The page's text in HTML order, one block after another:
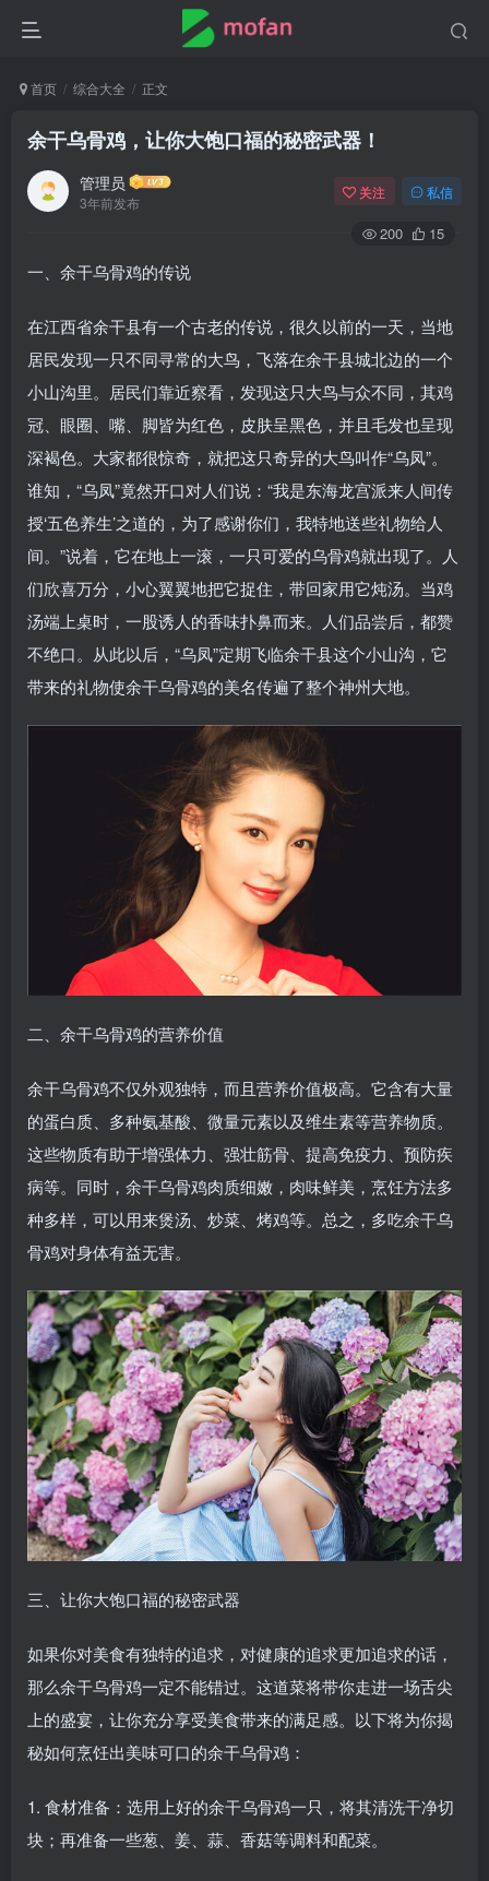
首页 综合大全 正文
余干乌骨鸡，让你大饱口福的秘密武器！
管理员
3年前发布
关注 私信
200 15
一、余干乌骨鸡的传说
在江西省余干县有一个古老的传说，很久以前的一天，当地
居民发现一只不同寻常的大鸟，飞落在余干县城北边的一个
小山沟里。居民们靠近察看，发现这只大鸟与众不同，其鸡
冠、眼圈、嘴、脚皆为红色，皮肤呈黑色，并且毛发也呈现
深褐色。大家都很惊奇，就把这只奇异的大鸟叫作“乌凤”。
谁知，“乌凤”竟然开口对人们说：“我是东海龙宫派来人间传
授‘五色养生’之道的，为了感谢你们，我特地送些礼物给人
间。”说着，它在地上一滚，一只可爱的乌骨鸡就出现了。人
们欣喜万分，小心翼翼地把它捉住，带回家用它炖汤。当鸡
汤端上桌时，一股诱人的香味扑鼻而来。人们品尝后，都赞
不绝口。从此以后，“乌凤”定期飞临余干县这个小山沟，它
带来的礼物使余干乌骨鸡的美名传遍了整个神州大地。
二、余干乌骨鸡的营养价值
余干乌骨鸡不仅外观独特，而且营养价值极高。它含有大量
的蛋白质、多种氨基酸、微量元素以及维生素等营养物质。
这些物质有助于增强体力、强壮筋骨、提高免疫力、预防疾
病等。同时，余干乌骨鸡肉质细嫩，肉味鲜美，烹饪方法多
种多样，可以用来煲汤、炒菜、烤鸡等。总之，多吃余干乌
骨鸡对身体有益无害。
三、让你大饱口福的秘密武器
如果你对美食有独特的追求，对健康的追求更加追求的话，
那么余干乌骨鸡一定不能错过。这道菜将带你走进一场舌尖
上的盛宴，让你充分享受美食带来的满足感。以下将为你揭
秘如何烹饪出美味可口的余干乌骨鸡：
1. 食材准备：选用上好的余干乌骨鸡一只，将其清洗干净切
块；再准备一些葱、姜、蒜、香菇等调料和配菜。